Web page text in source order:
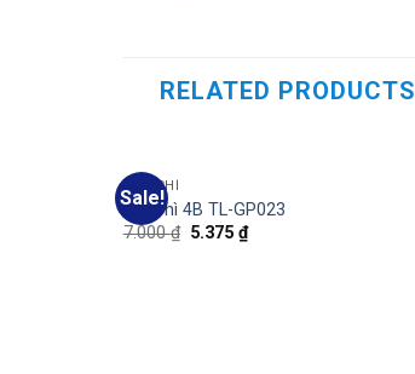
RELATED PRODUCTS
Sale!
BÚT CHÌ
Bút chì 4B TL-GP023
7.000₫ 5.375₫